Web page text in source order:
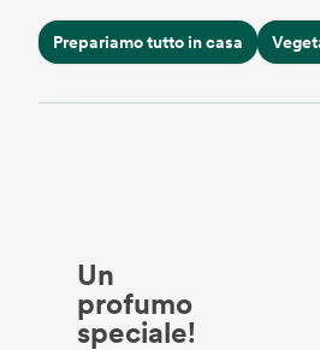
Prepariamo tutto in casa
Un
profumo
speciale!